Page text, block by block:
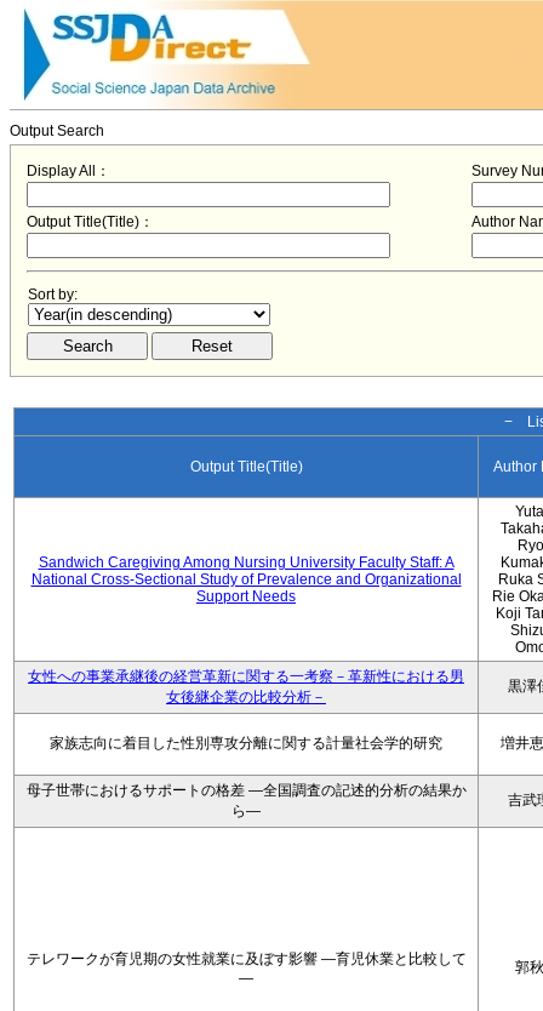
Output Search
Display All： Survey
Output Title(Title)： Author
Sort by:
−
Output Title(Title) Author
Sandwich Caregiving Among Nursing University Faculty Staff: A
National Cross-Sectional Study of Prevalence and Organizational
Support Needs
Ruka
Rie
Koji
女性への事業承継後の経営革新に関する一考察－革新性における男
女後継企業の比較分析－
黒澤
家族志向に着目した性別専攻分離に関する計量社会学的研究 増井
母子世帯におけるサポートの格差 ―全国調査の記述的分析の結果か
ら―
吉武
テレワークが育児期の女性就業に及ぼす影響 ―育児休業と比較して
―
郭